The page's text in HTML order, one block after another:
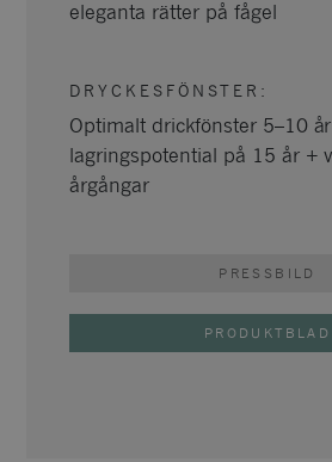
eleganta rätter på fågel
DRYCKESFÖNSTER :
Optimalt drickfönster 5–10
lagringspotential på 15 år +
årgångar
PRESSBILD
PRODUKTBLAD